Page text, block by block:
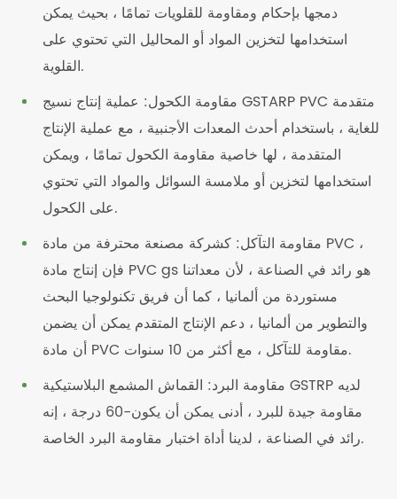
دمجها بإحكام ومقاومة للقلويات تمامًا ، بحيث يمكن
استخدامها لتخزين المواد أو المحاليل التي تحتوي على
القلوية.
مقاومة الكحول: عملية إنتاج نسيج GSTARP PVC متقدمة
للغاية ، باستخدام أحدث المعدات الأجنبية ، مع عملية الإنتاج
المتقدمة ، لها خاصية مقاومة الكحول تمامًا ، ويمكن
استخدامها لتخزين أو ملامسة السوائل والمواد التي تحتوي
على الكحول.
مقاومة التآكل: كشركة مصنعة محترفة من مادة PVC ،
فإن إنتاج مادة PVC gs هو رائد في الصناعة ، لأن معداتنا
مستوردة من ألمانيا ، كما أن فريق تكنولوجيا البحث
والتطوير من ألمانيا ، دعم الإنتاج المتقدم يمكن أن يضمن
أن مادة PVC مقاومة للتآكل ، مع أكثر من 10 سنوات.
مقاومة البرد: القماش المشمع البلاستيكية GSTRP لديه
مقاومة جيدة للبرد ، أدنى يمكن أن يكون-60 درجة ، إنه
رائد في الصناعة ، لدينا أداة اختبار مقاومة البرد الخاصة.